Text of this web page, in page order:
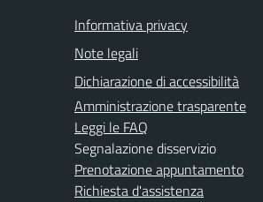
Informativa privacy
Note legali
Dichiarazione di accessibilità
Amministrazione trasparente
Leggi le FAQ
Segnalazione disservizio
Prenotazione appuntamento
Richiesta d'assistenza